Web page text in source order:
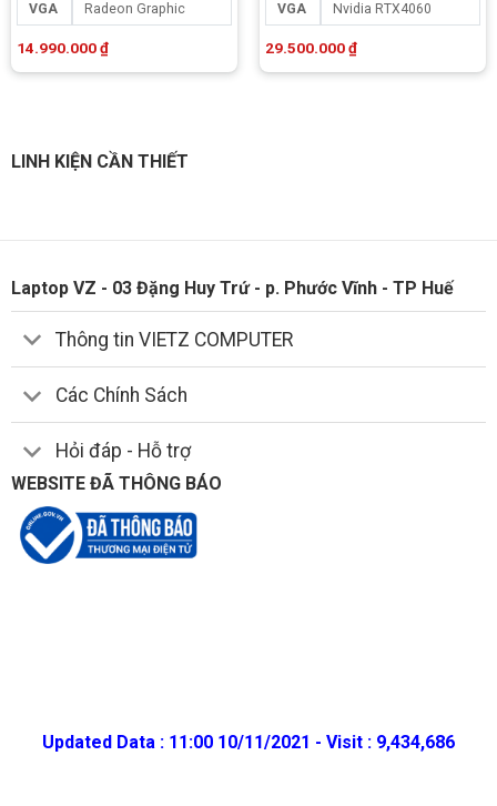
VGA Radeon Graphic
14.990.000₫
VGA Nvidia RTX4060
29.500.000₫
LINH KIỆN CẦN THIẾT
Laptop VZ - 03 Đặng Huy Trứ - p. Phước Vĩnh - TP Huế
Thông tin VIETZ COMPUTER
Các Chính Sách
Hỏi đáp - Hỗ trợ
WEBSITE ĐÃ THÔNG BÁO
Updated Data : 11:00 10/11/2021 - Visit : 9,434,686